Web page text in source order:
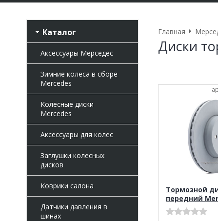
Каталог
Аксессуары Мерседес
Зимние колеса в сборе
Mercedes
Колесные диски
Mercedes
Аксессуары для колес
Заглушки колесных
дисков
Коврики салона
Датчики давления в
шинах
Главная
Диски
Тормозной
передний